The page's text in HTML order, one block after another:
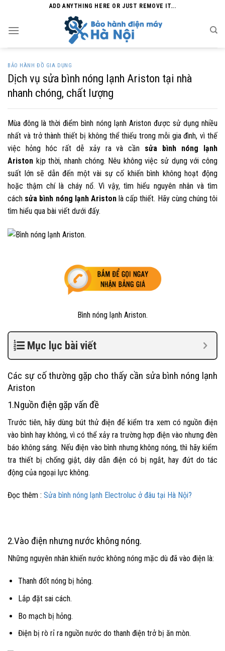
content
ADD ANYTHING HERE OR JUST REMOVE IT...
BẢO HÀNH ĐỒ GIA DỤNG
Dịch vụ sửa bình nóng lạnh Ariston tại nhà
nhanh chóng, chất lượng
Mùa đông là thời điểm bình nóng lạnh Ariston được sử dụng nhiều
nhất và trở thành thiết bị không thể thiếu trong mỗi gia đình, vì thế
việc hỏng hóc rất dễ xảy ra và cần sửa bình nóng lạnh
Ariston kịp thời, nhanh chóng. Nêu không việc sử dụng với công
suất lớn sẽ dẫn đến một vài sự cố khiến bình không hoạt động
hoặc thậm chí là cháy nổ. Vì vậy, tìm hiểu nguyên nhân và tìm
cách sửa bình nóng lạnh Aristonlà cấp thiết. Hãy cùng chúng tôi
tìm hiểu qua bài viết dưới đấy.
Bình nóng lạnh Ariston.
Mục lục bài viết
Các sự cố thường gặp cho thấy cần sửa bình nóng lạnh
Ariston
1.Nguồn điện gặp vấn đề
Trước tiên, hãy dùng bút thử điện để kiểm tra xem có nguồn điện
vào bình hay không, vì có thể xảy ra trường hợp điện vào nhưng đèn
báo không sáng. Nếu điện vào bình nhưng không nóng, thì hãy kiểm
tra thiết bị chống giật, dây dẫn điện có bị ngắt, hay đứt do tác
động của ngoại lực không.
Đọc thêm : Sửa bình nóng lạnh Electroluc ở đâu tại Hà Nội?
2.Vào điện nhưng nước không nóng.
Những nguyên nhân khiến nước không nóng mặc dù đã vào điện là:
Thanh đốt nóng bị hỏng.
Lắp đặt sai cách.
Bo mạch bị hỏng.
Điện bị rò rỉ ra nguồn nước do thanh điện trở bị ăn mòn.